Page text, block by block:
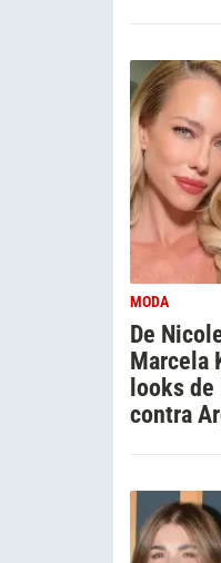
MODA
De
Marcela
looks
contra